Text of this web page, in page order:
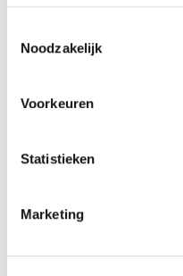
Noodzakelijk
Voorkeuren
Statistieken
Marketing
Bronzen beeld van een gezicht dat